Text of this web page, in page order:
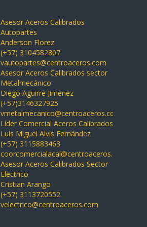
Asesor Aceros Calibrados
Autopartes
Anderson Florez
(+57) 3104582807
vautopartes@centroaceros.com
Asesor Aceros Calibrados sector
Metalmecánico
Diego Aguirre Jimenez
(+57)3146327925
vmetalmecanico@centroaceros.com
Líder Comercial Aceros Calibrados
Luis Miguel Alvis Fernández
(+57) 3115883463
coorcomercialacal@centroaceros.com
Asesor Aceros Calibrados Sector
Electrico
Cristian Arango
(+57) 3113720552
velectrico@centroaceros.com